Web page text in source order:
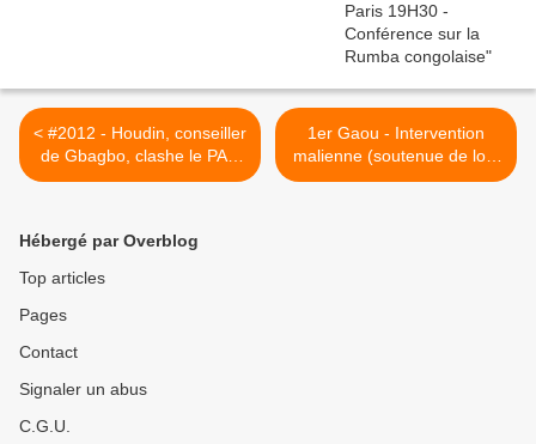
< #2012 - Houdin, conseiller
de Gbagbo, clashe le PAN
Soro - 18/07/2012
1er Gaou - Intervention
malienne (soutenue de loin
par la France) - Huffington
Hébergé par Overblog
Top articles
Pages
Contact
Signaler un abus
C.G.U.